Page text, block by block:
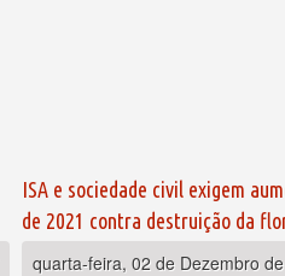
ISA e sociedade civil exigem
de 2021 contra destruição da
quarta-feira, 02 de Dezembro